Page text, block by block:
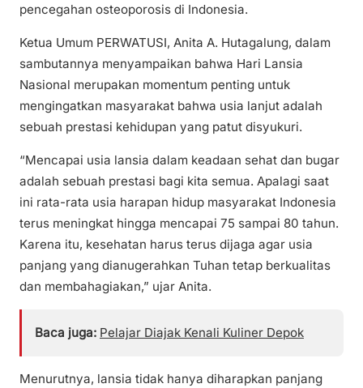
pencegahan osteoporosis di Indonesia.
Ketua Umum PERWATUSI, Anita A. Hutagalung, dalam
sambutannya menyampaikan bahwa Hari Lansia
Nasional merupakan momentum penting untuk
mengingatkan masyarakat bahwa usia lanjut adalah
sebuah prestasi kehidupan yang patut disyukuri.
“Mencapai usia lansia dalam keadaan sehat dan bugar
adalah sebuah prestasi bagi kita semua. Apalagi saat
ini rata-rata usia harapan hidup masyarakat Indonesia
terus meningkat hingga mencapai 75 sampai 80 tahun.
Karena itu, kesehatan harus terus dijaga agar usia
panjang yang dianugerahkan Tuhan tetap berkualitas
dan membahagiakan,” ujar Anita.
Baca juga: Pelajar Diajak Kenali Kuliner Depok
Menurutnya, lansia tidak hanya diharapkan panjang